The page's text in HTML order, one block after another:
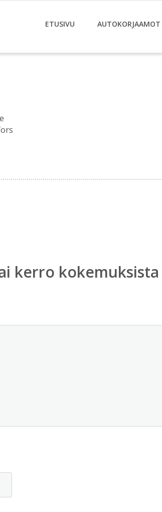
ETUSIVU AUTOKORJAAMOT
kerro kokemuksista